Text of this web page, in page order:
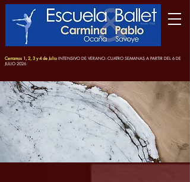
Cerramos 1, 2, 3 y 4 de Julio INTENSIVO DE VERANO: CUATRO SEMANAS A PARTIR DEL 6 DE
JULIO 2026